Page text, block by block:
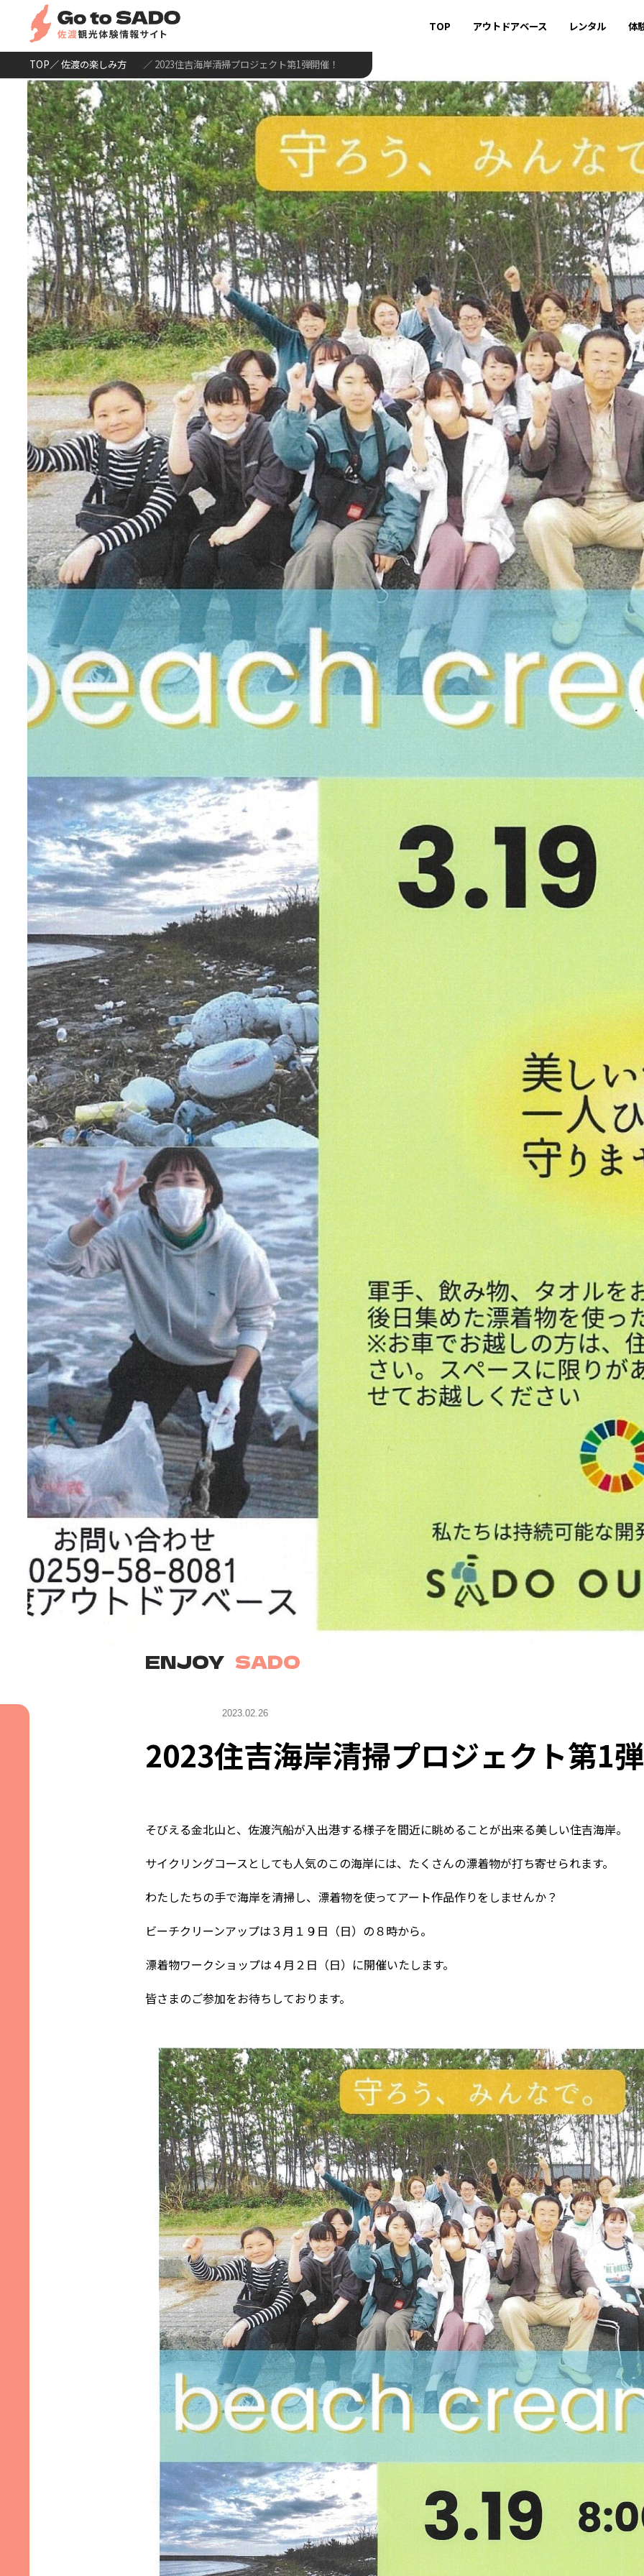
TOP アウトドアベース レンタル 体
TOP／ 佐渡の楽しみ方 ／ 2023住吉海岸清掃プロジェクト第1弾開催！
ENJOY SADO
2023.02.26
2023住吉海岸清掃プロジェクト第1
そびえる金北山と、佐渡汽船が入出港する様子を間近に眺めることが出来る美しい住吉海岸。
サイクリングコースとしても人気のこの海岸には、たくさんの漂着物が打ち寄せられます。
わたしたちの手で海岸を清掃し、漂着物を使ってアート作品作りをしませんか？
ビーチクリーンアップは３月１９日（日）の８時から。
漂着物ワークショップは４月２日（日）に開催いたします。
皆さまのご参加をお待ちしております。